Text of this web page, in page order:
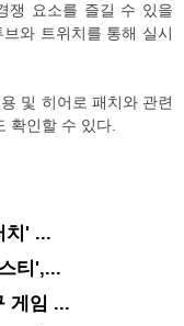
쟁 요소를 즐길 수 있을
와 트위치를 통해 실시
및 히어로 패치와 관련
확인할 수 있다.
치' ...
티',...
게임 ...